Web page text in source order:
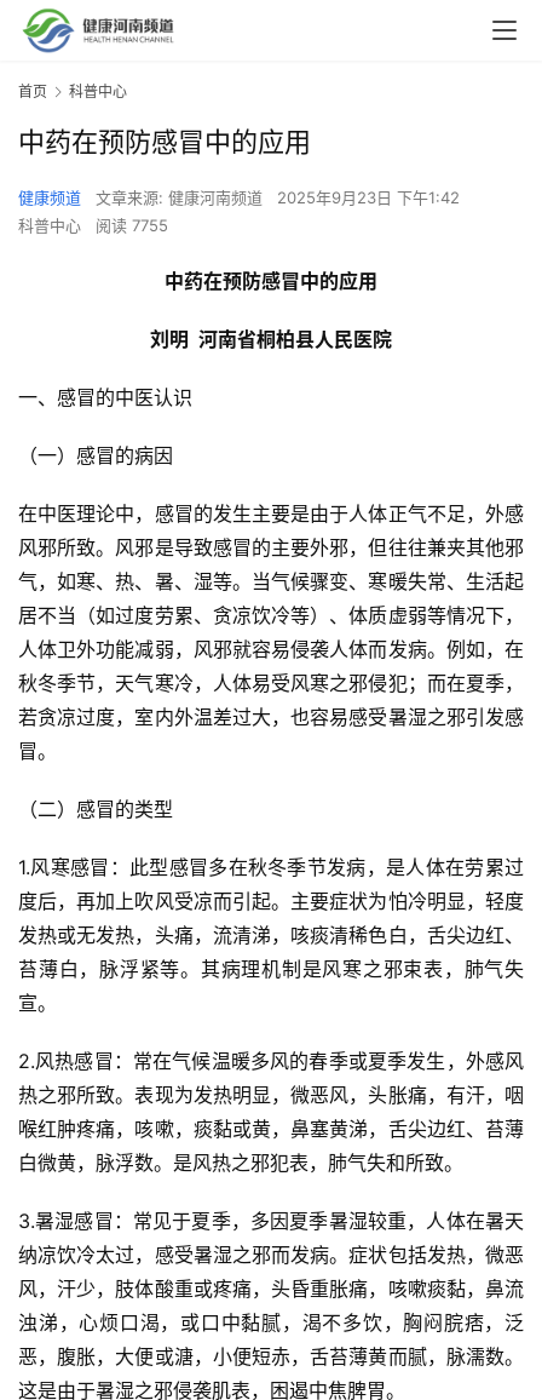
首页 科普中心
中药在预防感冒中的应用
健康频道 文章来源: 健康河南频道
2025年9月23日 下午1:42
科普中心
阅读 7755
中药在预防感冒中的应用
刘明 河南省桐柏县人民医院
一、感冒的中医认识
（一）感冒的病因
在中医理论中，感冒的发生主要是由于人体正气不足，外感
风邪所致。风邪是导致感冒的主要外邪，但往往兼夹其他邪
气，如寒、热、暑、湿等。当气候骤变、寒暖失常、生活起
居不当（如过度劳累、贪凉饮冷等）、体质虚弱等情况下，
人体卫外功能减弱，风邪就容易侵袭人体而发病。例如，在
秋冬季节，天气寒冷，人体易受风寒之邪侵犯；而在夏季，
若贪凉过度，室内外温差过大，也容易感受暑湿之邪引发感
冒。
（二）感冒的类型
1.风寒感冒：此型感冒多在秋冬季节发病，是人体在劳累过
度后，再加上吹风受凉而引起。主要症状为怕冷明显，轻度
发热或无发热，头痛，流清涕，咳痰清稀色白，舌尖边红、
苔薄白，脉浮紧等。其病理机制是风寒之邪束表，肺气失
宣。
2.风热感冒：常在气候温暖多风的春季或夏季发生，外感风
热之邪所致。表现为发热明显，微恶风，头胀痛，有汗，咽
喉红肿疼痛，咳嗽，痰黏或黄，鼻塞黄涕，舌尖边红、苔薄
白微黄，脉浮数。是风热之邪犯表，肺气失和所致。
3.暑湿感冒：常见于夏季，多因夏季暑湿较重，人体在暑天
纳凉饮冷太过，感受暑湿之邪而发病。症状包括发热，微恶
风，汗少，肢体酸重或疼痛，头昏重胀痛，咳嗽痰黏，鼻流
浊涕，心烦口渴，或口中黏腻，渴不多饮，胸闷脘痞，泛
恶，腹胀，大便或溏，小便短赤，舌苔薄黄而腻，脉濡数。
这是由于暑湿之邪侵袭肌表，困遏中焦脾胃。